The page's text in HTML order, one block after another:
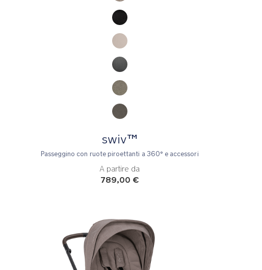
swiv™
Passeggino con ruote piroettanti a 360° e accessori
A partire da
789,00 €